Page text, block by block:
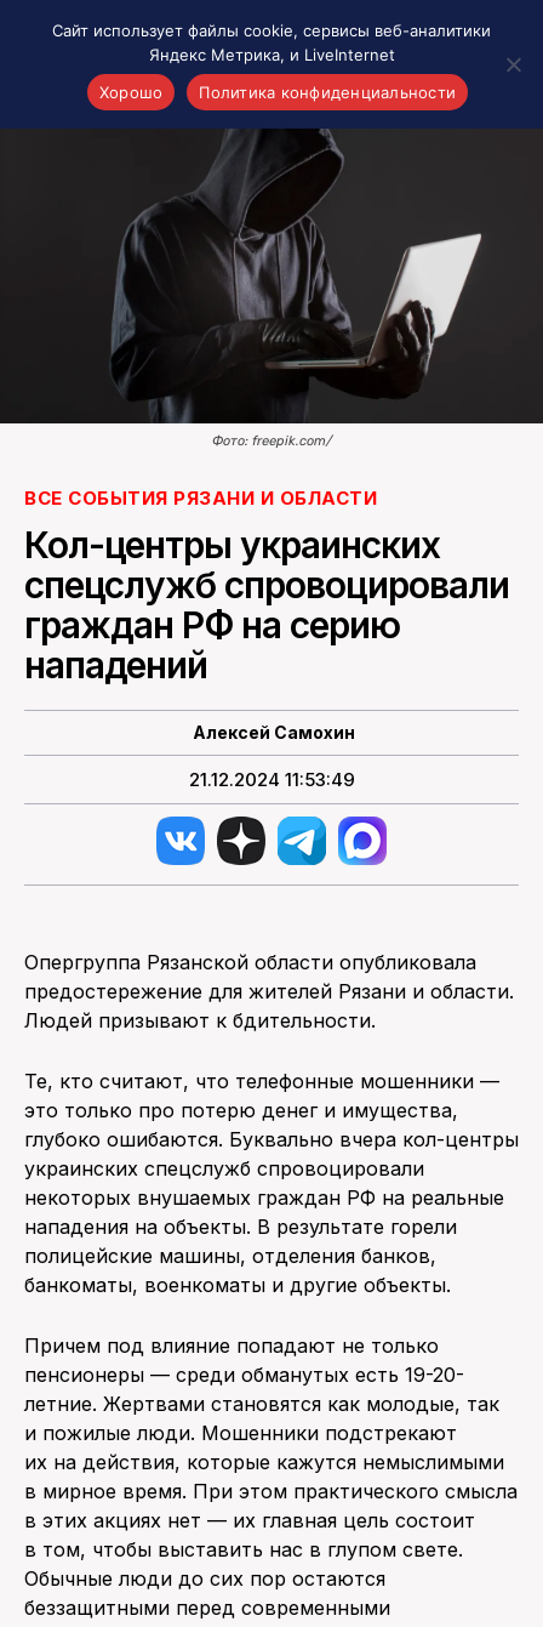
Материалы о Рязани и области
Проекты 7 инфо
Здоровье
Интересное
Новости кино и ТВ
Новости России
Политика
Новости мира
О НАС
ПОИСК ПО САЙТУ
Фото: freepik.com/
ВСЕ СОБЫТИЯ РЯЗАНИ И ОБЛАСТИ
Кол-центры украинских
спецслужб спровоцировали
граждан РФ на серию
нападений
Алексей Самохин
21.12.2024 11:53:49
Опергруппа Рязанской области опубликовала
предостережение для жителей Рязани и области.
Людей призывают к бдительности.
Те, кто считают, что телефонные мошенники —
это только про потерю денег и имущества,
глубоко ошибаются. Буквально вчера кол-центры
украинских спецслужб спровоцировали
некоторых внушаемых граждан РФ на реальные
нападения на объекты. В результате горели
полицейские машины, отделения банков,
банкоматы, военкоматы и другие объекты.
Причем под влияние попадают не только
пенсионеры — среди обманутых есть 19-20-
летние. Жертвами становятся как молодые, так
и пожилые люди. Мошенники подстрекают
их на действия, которые кажутся немыслимыми
в мирное время. При этом практического смысла
в этих акциях нет — их главная цель состоит
в том, чтобы выставить нас в глупом свете.
Обычные люди до сих пор остаются
беззащитными перед современными
Сайт использует файлы cookie, сервисы веб-аналитики
Яндекс Метрика, и LiveInternet
Хорошо
Политика конфиденциальности